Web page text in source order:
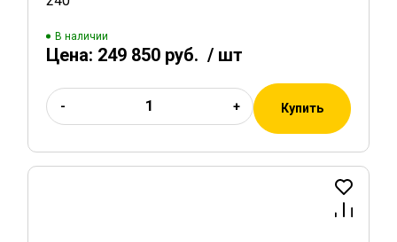
В наличии
Цена: 249 850 руб. / шт
- + Купить